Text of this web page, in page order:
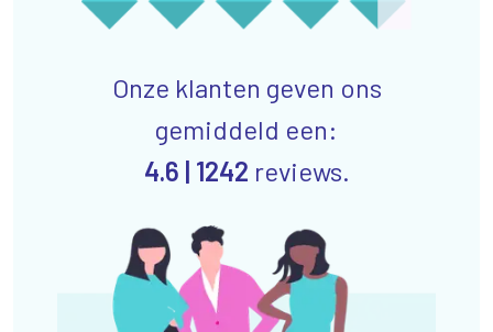
Onze klanten geven ons
gemiddeld een:
4.6 | 1242 reviews.